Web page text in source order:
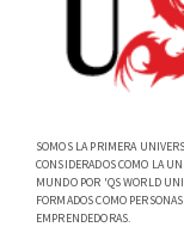
SOMOS LA PRIMERA
CONSIDERADOS COMO LA
MUNDO POR 'QS WORLD
FORMADOS COMO
EMPRENDEDORAS.